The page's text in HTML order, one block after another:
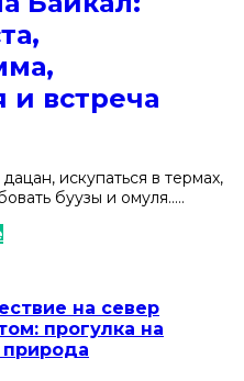
и встреча
искупаться в термах,
буузы и омуля.....